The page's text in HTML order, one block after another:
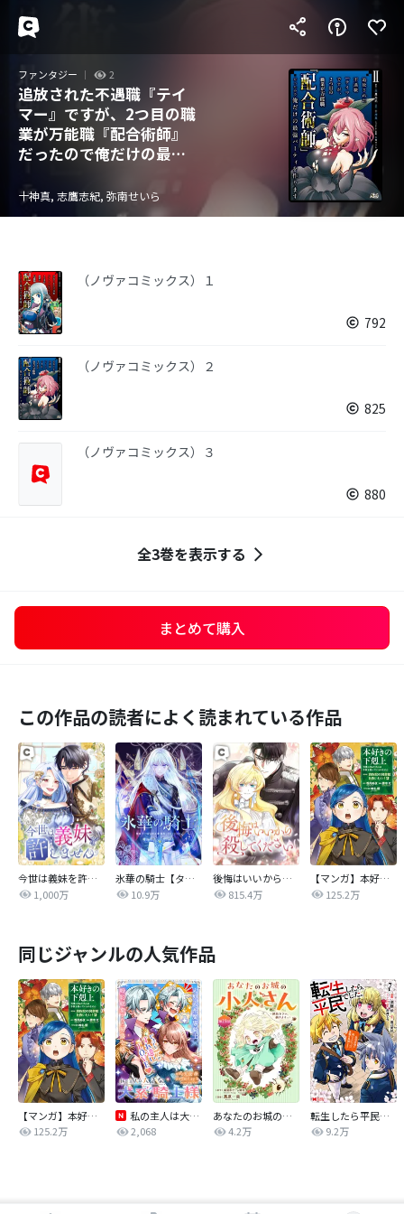
ファンタジー 2
追放された不遇職『テイ
マー』ですが、2つ目の職
業が万能職『配合術師』
だったので俺だけの最強
十神真, 志鷹志紀, 弥南せいら
（ノヴァコミックス）１
792
（ノヴァコミックス）２
825
（ノヴァコミックス）３
880
全3巻を表示する
まとめて購入
この作品の読者によく読まれている作品
今世は義妹を許しません
1,000万
氷華の騎士【タテヨミ】
10.9万
後悔はいいから殺してください
815.4万
【マンガ】本好きの下剋上 第四部
125.2万
同じジャンルの人気作品
【マンガ】本好きの下剋上 第四部
125.2万
私の主人は大きな犬系騎士様
2,068
あなたのお城の小人さん ～御飯下さい、働きますっ～（コミック）【分冊版】
4.2万
転生したら平民でした。～生活水準に耐えられないので貴族を目指します～（コミック）
9.2万